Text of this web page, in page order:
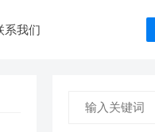
系我们